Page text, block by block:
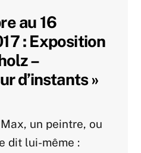
au 16
: Exposition
–
d’instants »
Max, un peintre, ou
dit lui-même :